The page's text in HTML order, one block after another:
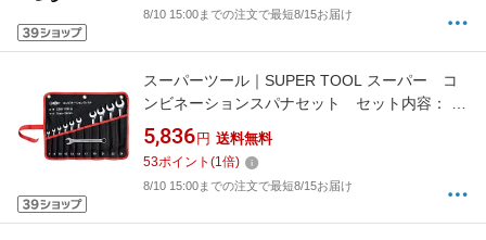
8/10 15:00までの注文で最短8/15お届け
スーパーツール｜SUPER TOOL スーパー コ
ンビネーションスパナセット セット内容： 8
／10／12／13／14／17／19／21／22／24mm
CBW1100N
5,836 円 送料無料
53ポイント (1倍)
8/10 15:00までの注文で最短8/15お届け